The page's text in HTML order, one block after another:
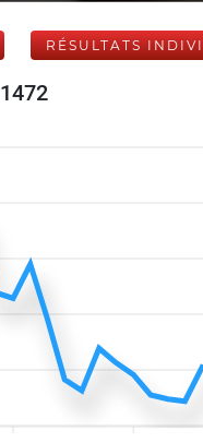
RÉSULTATS